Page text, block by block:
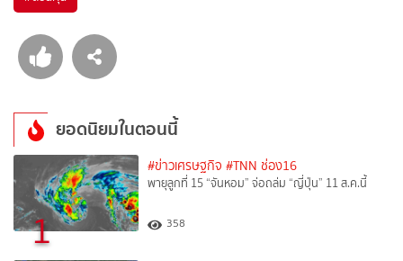
ยอดนิยมในตอนนี้
1
#ข่าวเศรษฐกิจ #TNN ช่อง16
พายุลูกที่ 15 “จันหอม” จ่อถล่ม “ญี่ปุ่น” 11 ส.ค.นี้
358